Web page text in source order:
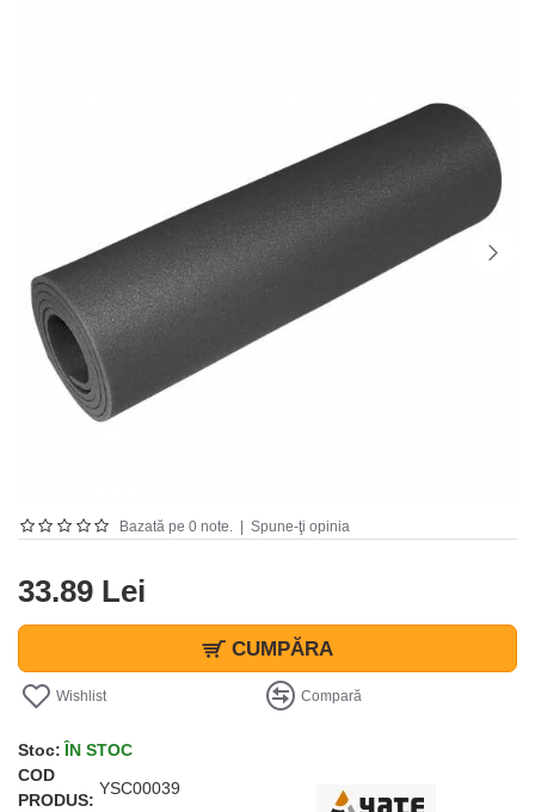
Bazată pe 0 note. Spune-ţi opinia
33.89 Lei
CUMPĂRA
Wishlist Compară
Stoc: ÎN STOC
COD
PRODUS:
YSC00039